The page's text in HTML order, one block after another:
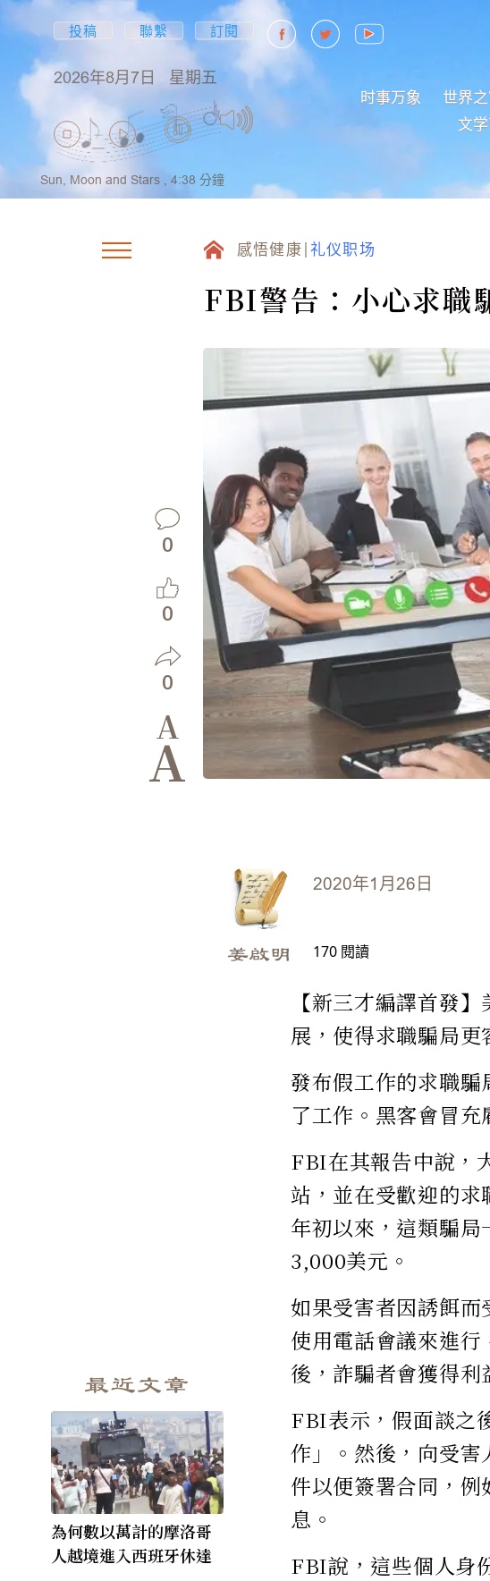
投稿 聯繫 訂閱
2026年8月7日 星期五
时事万象 世界
文
Sun, Moon and Stars , 4:38 分鐘
感悟健康 礼仪职场
FBI警告：小心求職
0
0
0
A
A
最近文章
為何數以萬計的摩洛哥
人越境進入西班牙休達
2020年1月26日
姜啟明 170 閱讀
【新三才編譯首發
展，使得求職騙局更
發布假工作的求職
了工作。黑客會冒充
FBI在其報告中說，
站，並在受歡迎的
年初以來，這類騙
3,000美元。
如果受害者因誘餌
使用電話會議來進
後，詐騙者會獲得利
FBI表示，假面談之
作」。然後，向受
件以便簽署合同，
息。
FBI說，這些個人身